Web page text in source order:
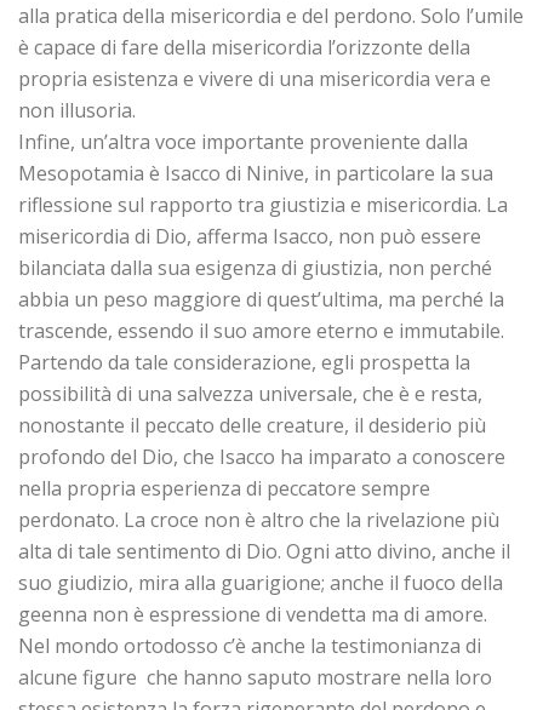
alla pratica della misericordia e del perdono. Solo l’umile
è capace di fare della misericordia l’orizzonte della
propria esistenza e vivere di una misericordia vera e
non illusoria.
Infine, un’altra voce importante proveniente dalla
Mesopotamia è Isacco di Ninive, in particolare la sua
riflessione sul rapporto tra giustizia e misericordia. La
misericordia di Dio, afferma Isacco, non può essere
bilanciata dalla sua esigenza di giustizia, non perché
abbia un peso maggiore di quest’ultima, ma perché la
trascende, essendo il suo amore eterno e immutabile.
Partendo da tale considerazione, egli prospetta la
possibilità di una salvezza universale, che è e resta,
nonostante il peccato delle creature, il desiderio più
profondo del Dio, che Isacco ha imparato a conoscere
nella propria esperienza di peccatore sempre
perdonato. La croce non è altro che la rivelazione più
alta di tale sentimento di Dio. Ogni atto divino, anche il
suo giudizio, mira alla guarigione; anche il fuoco della
geenna non è espressione di vendetta ma di amore.
Nel mondo ortodosso c’è anche la testimonianza di
alcune figure che hanno saputo mostrare nella loro